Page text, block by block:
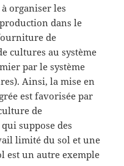
organiser les
dans le
de
cultures au système
par le système
Ainsi, la mise en
est favorisée par
de
suppose des
limité du sol et une
est un autre exemple